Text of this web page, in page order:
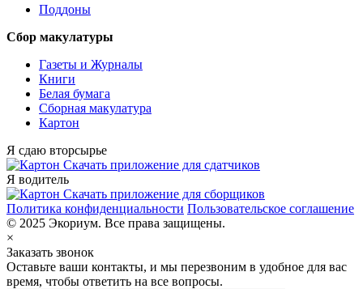
Поддоны
Сбор макулатуры
Газеты и Журналы
Книги
Белая бумага
Сборная макулатура
Картон
Я сдаю вторсырье
Скачать приложение для сдатчиков
Я водитель
Скачать приложение для сборщиков
Политика конфиденциальности Пользовательское соглашение
© 2025 Экориум. Все права защищены.
×
Заказать звонок
Оставьте ваши контакты, и мы перезвоним в удобное для вас
время, чтобы ответить на все вопросы.